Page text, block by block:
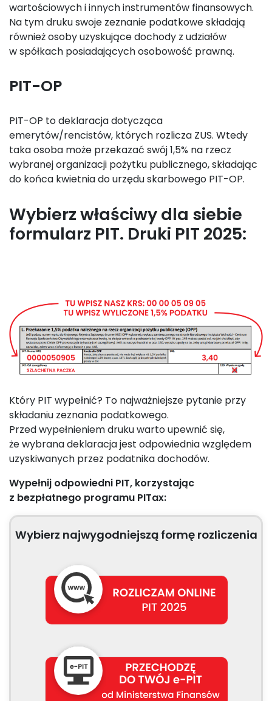
wartościowych i innych instrumentów finansowych.
Na tym druku swoje zeznanie podatkowe składają
również osoby uzyskujące dochody z udziałów
w spółkach posiadających osobowość prawną.
PIT-OP
PIT-OP to deklaracja dotycząca
emerytów/rencistów, których rozlicza ZUS. Wtedy
taka osoba może przekazać swój 1,5% na rzecz
wybranej organizacji pożytku publicznego, składając
do końca kwietnia do urzędu skarbowego PIT-OP.
Wybierz właściwy dla siebie
formularz PIT. Druki PIT 2025:
Który PIT wypełnić? To najważniejsze pytanie przy
składaniu zeznania podatkowego.
Przed wypełnieniem druku warto upewnić się,
że wybrana deklaracja jest odpowiednia względem
uzyskiwanych przez podatnika dochodów.
Wypełnij odpowiedni PIT, korzystając
z bezpłatnego programu PITax:
Wybierz najwygodniejszą formę rozliczenia